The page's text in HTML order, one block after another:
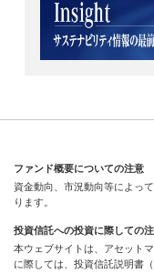
ファンド概要についての注意
資金動向、市況動向等によっ
ります。
投資信託への投資に際しての
本ウェブサイトは、アセット
に際しては、投資信託説明書